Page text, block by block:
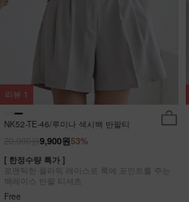
NK52-TE-46/루미나 섹시백 반팔티
53%
9,900원
[ 한정수량 특가 ]
로맨틱한 플라워 레이스로 룩에 포인트를 주는
백레이스 반팔 티셔츠
Free
리뷰 1